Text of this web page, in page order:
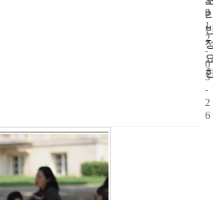
3
0
1
2
-
0
5
-
2
6